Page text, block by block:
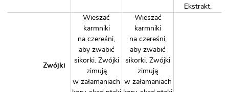
Ekstrakt
Zwójki
Wieszać
karmniki
na czereśni,
aby zwabić
sikorki. Zwójki
zimują
w załamaniach
Wieszać
karmniki
na czereśni,
aby zwabić
sikorki. Zwójki
zimują
w załamaniach